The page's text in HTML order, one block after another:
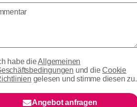
habe dieAllgemeinen
und dieCookie
gelesen und stimme diesen zu.
Angebot anfragen